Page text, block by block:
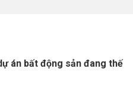
án bất động sản đang thế